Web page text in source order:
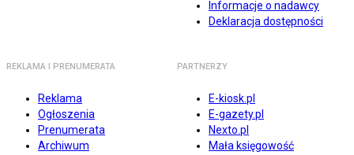
Informacje o nadawcy
Deklaracja dostępności
REKLAMA I PRENUMERATA
Reklama
Ogłoszenia
Prenumerata
Archiwum
PARTNERZY
E-kiosk.pl
E-gazety.pl
Nexto.pl
Mała księgowość